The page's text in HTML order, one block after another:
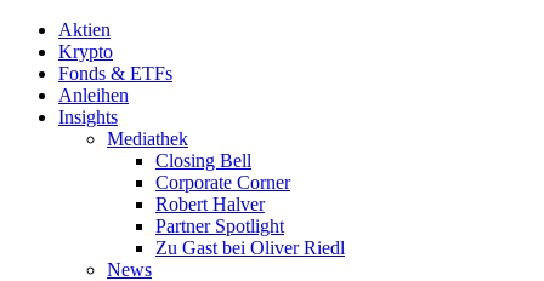
Aktien
Krypto
Fonds & ETFs
Anleihen
Insights
Mediathek
Closing Bell
Corporate Corner
Robert Halver
Partner Spotlight
Zu Gast bei Oliver Riedl
News